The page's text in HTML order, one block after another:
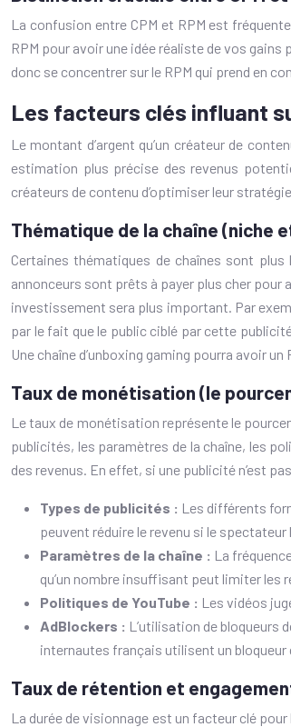
La confusion entre CPM et RPM est
RPM pour avoir une idée réaliste de vos
donc se concentrer sur le RPM qui prend en
Les facteurs clés influant
Le montant d’argent qu’un créateur de
estimation plus précise des revenus
créateurs de contenu d’optimiser leur
Thématique de la chaîne (niche
Certaines thématiques de chaînes sont
annonceurs sont prêts à payer plus cher
investissement sera plus important. Par
par le fait que le public ciblé par cette
Une chaîne d’unboxing gaming pourra avoir
Taux de monétisation (le
Le taux de monétisation représente le
publicités, les paramètres de la chaîne, les
des revenus. En effet, si une publicité n’est
Types de publicités : Les différents
peuvent réduire le revenu si le
Paramètres de la chaîne : La
qu’un nombre insuffisant peut limiter les
Politiques de YouTube : Les vidéos
AdBlockers : L’utilisation de bloqueurs
internautes français utilisent un bloqueur
Taux de rétention et
La durée de visionnage est un facteur clé